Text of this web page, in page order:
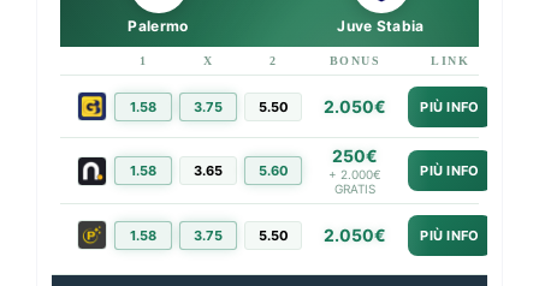
Palermo Juve Stabia
1 X 2 BONUS LINK
1.58 3.75 5.50 2.050€ PIÙ INFO
1.58 3.65 5.60
250€
+ 2.000€
GRATIS
PIÙ INFO
1.58 3.75 5.50 2.050€ PIÙ INFO